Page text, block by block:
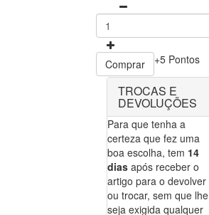
Comprar +5 Pontos
TROCAS E
DEVOLUÇÕES
Para que tenha a
certeza que fez uma
boa escolha, tem 14
dias após receber o
artigo para o devolver
ou trocar, sem que lhe
seja exigida qualquer